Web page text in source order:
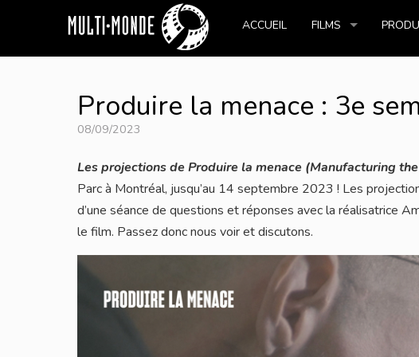
ACCUEIL FILMS
Produire la menace : 3e
08/09/2023
Les projections de Produire la menace (Manufacturing
Parc à Montréal, jusqu’au 14 septembre 2023 ! Les
d’une séance de questions et réponses avec la réalisatrice
le film. Passez donc nous voir et discutons.